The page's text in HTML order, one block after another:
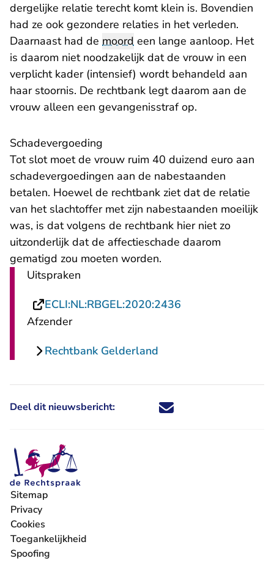
dergelijke relatie terecht komt klein is. Bovendien
had ze ook gezondere relaties in het verleden.
Daarnaast had de moord een lange aanloop. Het
is daarom niet noodzakelijk dat de vrouw in een
verplicht kader (intensief) wordt behandeld aan
haar stoornis. De rechtbank legt daarom aan de
vrouw alleen een gevangenisstraf op.
Schadevergoeding
Tot slot moet de vrouw ruim 40 duizend euro aan
schadevergoedingen aan de nabestaanden
betalen. Hoewel de rechtbank ziet dat de relatie
van het slachtoffer met zijn nabestaanden moeilijk
was, is dat volgens de rechtbank hier niet zo
uitzonderlijk dat de affectieschade daarom
gematigd zou moeten worden.
Uitspraken
ECLI:NL:RBGEL:2020:2436
Afzender
Rechtbank Gelderland
Deel dit nieuwsbericht: Deel dit nieuwsbericht via X -
Deel dit nieuwsbericht via
Deel dit nieuwsbericht
Deel dit
Sitemap
Privacy
Cookies
Toegankelijkheid
Spoofing